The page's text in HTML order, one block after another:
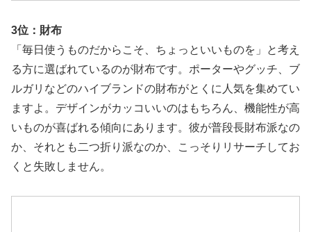
3位：財布
「毎日使うものだからこそ、ちょっといいものを」と考え
る方に選ばれているのが財布です。ポーターやグッチ、ブ
ルガリなどのハイブランドの財布がとくに人気を集めてい
ますよ。デザインがカッコいいのはもちろん、機能性が高
いものが喜ばれる傾向にあります。彼が普段長財布派なの
か、それとも二つ折り派なのか、こっそりリサーチしてお
くと失敗しません。